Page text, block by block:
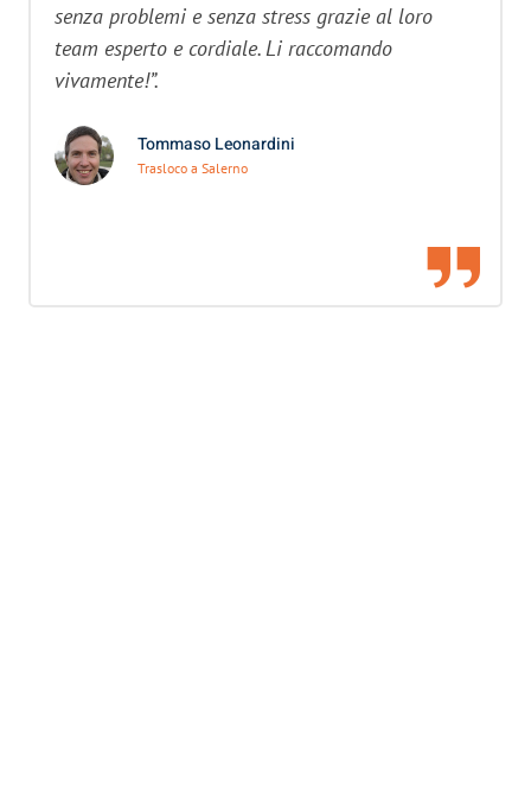
senza problemi e senza stress grazie al loro
team esperto e cordiale. Li raccomando
vivamente!”.
Tommaso Leonardini
Trasloco a Salerno